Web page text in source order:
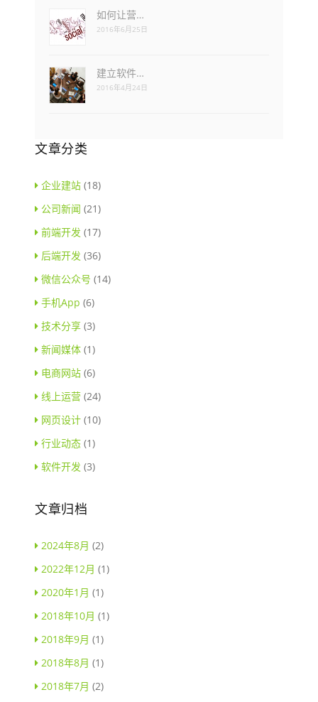
如何让营…
2016年6月25日
建立软件…
2016年4月24日
文章分类
企业建站 (18)
公司新闻 (21)
前端开发 (17)
后端开发 (36)
微信公众号 (14)
手机App (6)
技术分享 (3)
新闻媒体 (1)
电商网站 (6)
线上运营 (24)
网页设计 (10)
行业动态 (1)
软件开发 (3)
文章归档
2024年8月 (2)
2022年12月 (1)
2020年1月 (1)
2018年10月 (1)
2018年9月 (1)
2018年8月 (1)
2018年7月 (2)